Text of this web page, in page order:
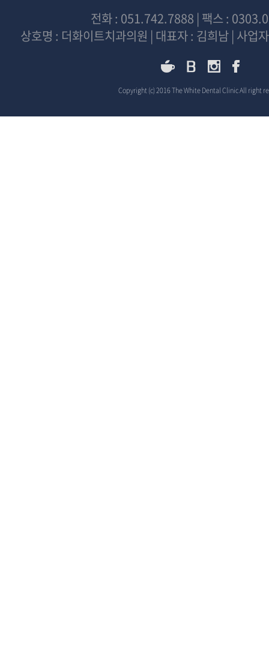
전화 : 051.742.7888 | 팩스 :
상호명 : 더화이트치과의원 | 대표자 : 김희남 | 사
Copyright (c) 2016 The White Dental Clinic All right